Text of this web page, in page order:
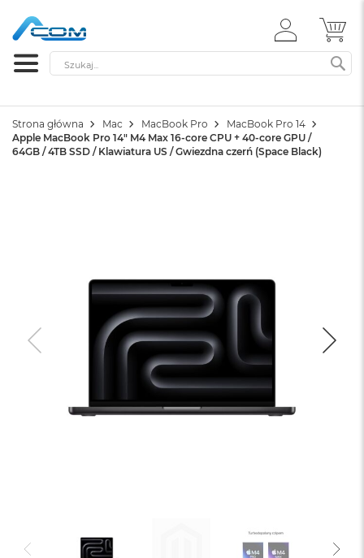
ZALOGUJ
SIĘ
Szukaj
Strona główna Mac MacBook Pro
MacBook Pro 14
Apple MacBook Pro 14" M4 Max 16-core CPU + 40-core GPU /
64GB / 4TB SSD / Klawiatura US / Gwiezdna czerń (Space Black)